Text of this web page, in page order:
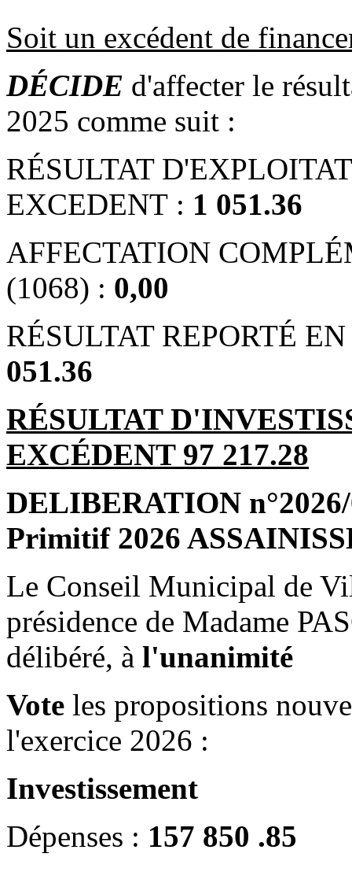
Soit un excédent de
DÉCIDE d'affecter le
2025 comme suit :
RÉSULTAT
EXCEDENT : 1 051.36
AFFECTATION
(1068) : 0,00
RÉSULTAT REPORTÉ
051.36
RÉSULTAT
EXCÉDENT 97 217.28
DELIBERATION
Primitif 2026
Le Conseil Municipal de
présidence de Madame
délibéré, à l'unanimité
Vote les propositions
l'exercice 2026 :
Investissement
Dépenses : 157 850 .85